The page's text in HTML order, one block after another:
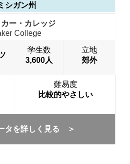
シガン州
ー・カレッジ
College
学生数
3,600人
立地
郊外
難易度
比較的やさしい
タを詳しく見る ＞